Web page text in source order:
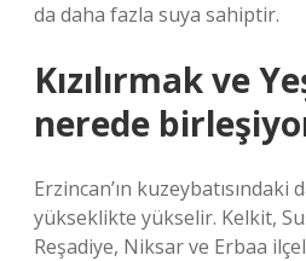
da daha fazla suya sahiptir.
Kızılırmak ve
nerede
Erzincan’ın kuzeybatısındaki
yükseklikte yükselir. Kelkit,
Reşadiye, Niksar ve Erbaa